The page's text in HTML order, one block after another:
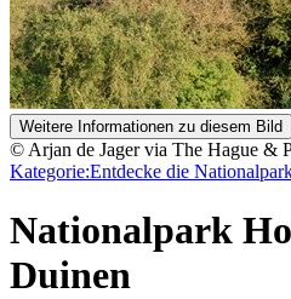
Weitere Informationen zu diesem Bild
© Arjan de Jager via The Hague &
Kategorie:Entdecke die
Nationalpark
Duinen